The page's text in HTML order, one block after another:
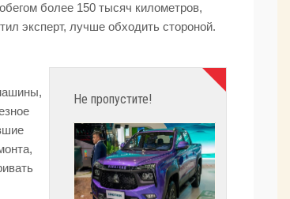
более 150 тысяч километров,
эксперт, лучше обходить стороной.
Не пропустите!